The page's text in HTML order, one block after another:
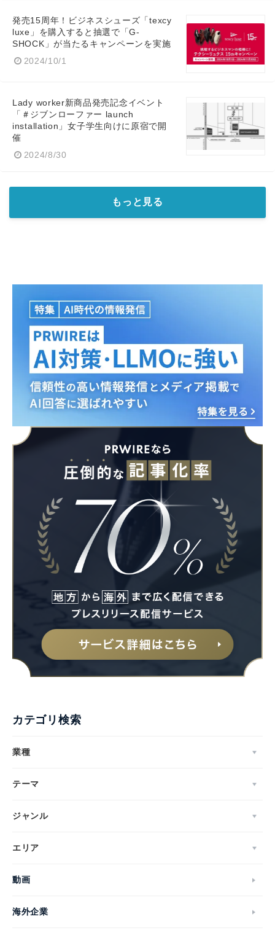
発売15周年！ビジネスシューズ「texcy
luxe」を購入すると抽選で「G-
SHOCK」が当たるキャンペーンを実施
2024/10/1
Lady worker新商品発売記念イベント
「＃ジブンローファー launch
installation」女子学生向けに原宿で開
催
2024/8/30
もっと見る
カテゴリ検索
業種
テーマ
ジャンル
エリア
動画
海外企業